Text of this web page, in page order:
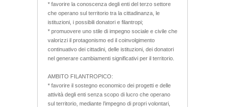
* favorire la conoscenza degli enti del terzo settore
che operano sul territorio tra la cittadinanza, le
istituzioni, i possibili donatori e filantropi;
* promuovere uno stile di impegno sociale e civile che
valorizzi il protagonismo ed il coinvolgimento
continuativo dei cittadini, delle istituzioni, dei donatori
nel generare cambiamenti significativi per il territorio.
AMBITO FILANTROPICO:
* favorire il sostegno economico dei progetti e delle
attività degli enti senza scopo di lucro che operano
sul territorio, mediante l’impegno di propri volontari,